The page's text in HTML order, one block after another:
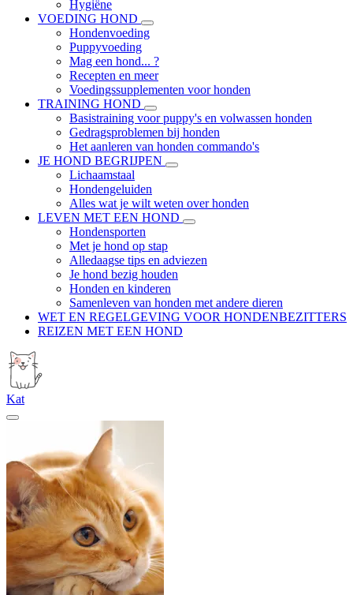
Hygiëne
VOEDING HOND
Hondenvoeding
Puppyvoeding
Mag een hond... ?
Recepten en meer
Voedingssupplementen voor honden
TRAINING HOND
Basistraining voor puppy's en volwassen honden
Gedragsproblemen bij honden
Het aanleren van honden commando's
JE HOND BEGRIJPEN
Lichaamstaal
Hondengeluiden
Alles wat je wilt weten over honden
LEVEN MET EEN HOND
Hondensporten
Met je hond op stap
Alledaagse tips en adviezen
Je hond bezig houden
Honden en kinderen
Samenleven van honden met andere dieren
WET EN REGELGEVING VOOR HONDENBEZITTERS
REIZEN MET EEN HOND
Kat